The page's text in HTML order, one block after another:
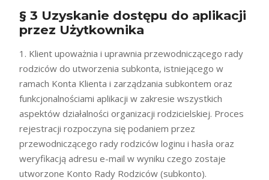
§ 3 Uzyskanie dostępu do aplikacji
przez Użytkownika
1. Klient upoważnia i uprawnia przewodniczącego rady
rodziców do utworzenia subkonta, istniejącego w
ramach Konta Klienta i zarządzania subkontem oraz
funkcjonalnościami aplikacji w zakresie wszystkich
aspektów działalności organizacji rodzicielskiej. Proces
rejestracji rozpoczyna się podaniem przez
przewodniczącego rady rodziców loginu i hasła oraz
weryfikacją adresu e-mail w wyniku czego zostaje
utworzone Konto Rady Rodziców (subkonto).